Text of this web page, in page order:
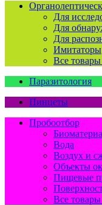
Для
Для
Для
Имитаторы
Все товары
Паразитология
Пинцеты
Пробоотбор
Вода
Воздух и
Объекты
Пищевые
Все товары